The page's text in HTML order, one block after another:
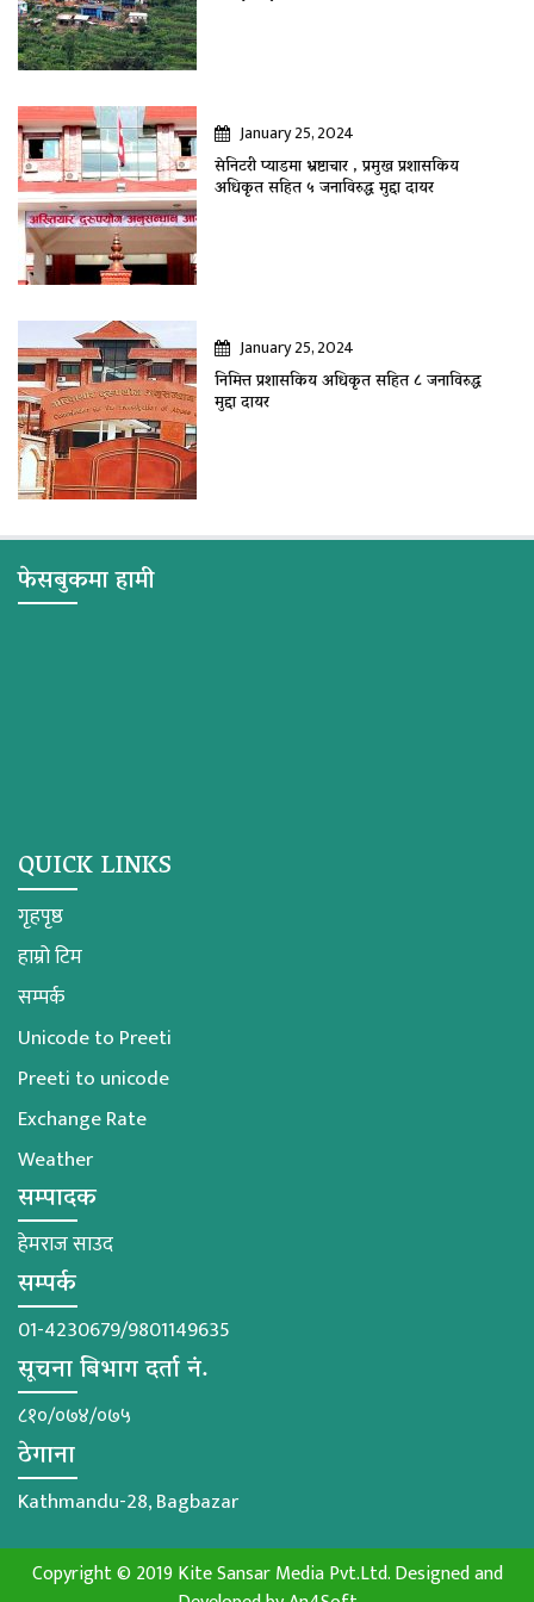
January 25, 2024
सेनिटरी प्याडमा भ्रष्टाचार , प्रमुख प्रशासकिय
अधिकृत सहित ५ जनाविरुद्ध मुद्दा दायर
January 25, 2024
निमित्त प्रशासकिय अधिकृत सहित ८ जनाविरुद्ध
मुद्दा दायर
फेसबुकमा हामी
QUICK LINKS
गृहपृष्ठ
हाम्रो टिम
सम्पर्क
Unicode to Preeti
Preeti to unicode
Exchange Rate
Weather
सम्पादक
हेमराज साउद
सम्पर्क
01-4230679/9801149635
सूचना बिभाग दर्ता नं.
८१०/०७४/०७५
ठेगाना
Kathmandu-28, Bagbazar
Copyright © 2019 Kite Sansar Media Pvt.Ltd. Designed and